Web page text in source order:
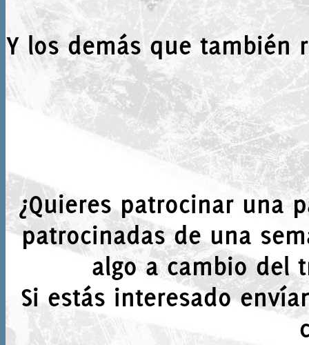
Y los demás que también
¿Quieres patrocinar una
patrocinadas de una
algo a cambio del
Si estás interesado